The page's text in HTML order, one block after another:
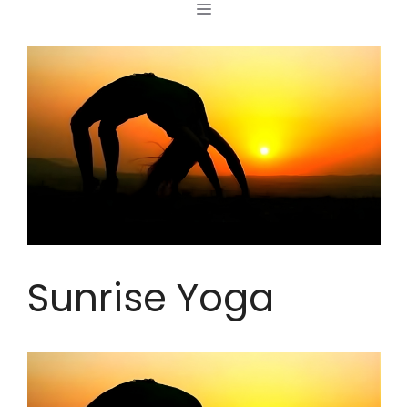
MENÜ
Sunrise Yoga